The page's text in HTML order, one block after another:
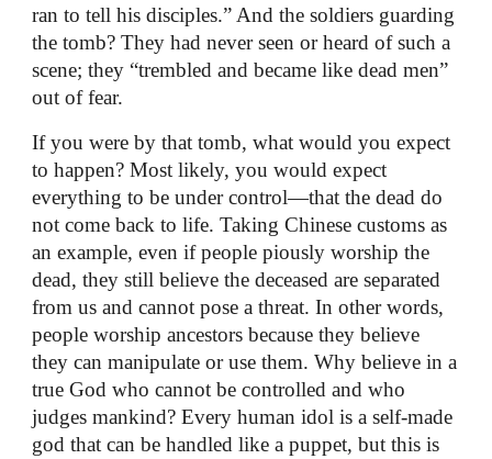
ran to tell his disciples.” And the soldiers guarding
the tomb? They had never seen or heard of such a
scene; they “trembled and became like dead men”
out of fear.
If you were by that tomb, what would you expect
to happen? Most likely, you would expect
everything to be under control—that the dead do
not come back to life. Taking Chinese customs as
an example, even if people piously worship the
dead, they still believe the deceased are separated
from us and cannot pose a threat. In other words,
people worship ancestors because they believe
they can manipulate or use them. Why believe in a
true God who cannot be controlled and who
judges mankind? Every human idol is a self-made
god that can be handled like a puppet, but this is